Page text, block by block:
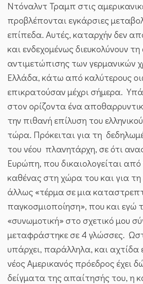
Ντόναλντ Τραμπ στις
προβλέπονται εγκάρσιες
επίπεδα. Αυτές, καταρχήν δεν
και ενδεχομένως διευκολύνουν
αντιμετώπισης των γερμανικών
Ελλάδα, κάτω από καλύτερους
επικρατούσαν μέχρι σήμερα.
στον ορίζοντα ένα
την πιθανή επίλυση του
τώρα. Πρόκειται για τη
του νέου πλανητάρχη, σε ότι
Ευρώπη, που δικαιολογείται
καθένας στη χώρα του και για
άλλως «τέρμα σε μια
παγκοσμιοποίηση», που και εγώ
«συνωμοτική» στο σχετικό μου
μεταφράστηκε σε 4 γλώσσες.
υπάρχει, παράλληλα, και αχτίδα
νέος Αμερικανός πρόεδρος έχει
δείγματα της απαίτησής του, η